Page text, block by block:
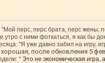
перс, перс брата, перс жены,
утро с ними фоткаться, я как бы
"Я уже давно забил на игру,
после обновления 5
" Это не экономическая игра,